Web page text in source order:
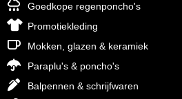
Goedkope regenponcho's
Promotiekleding
Mokken, glazen & keramiek
Paraplu's & poncho's
Balpennen & schrijfwaren